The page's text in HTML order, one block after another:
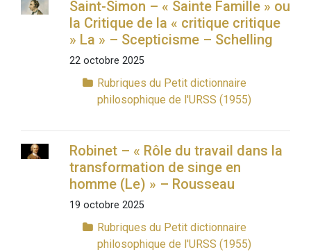
Saint-Simon – « Sainte Famille » ou
la Critique de la « critique critique
» La » – Scepticisme – Schelling
22 octobre 2025
Rubriques du Petit dictionnaire
philosophique de l'URSS (1955)
Robinet – « Rôle du travail dans la
transformation de singe en
homme (Le) » – Rousseau
19 octobre 2025
Rubriques du Petit dictionnaire
philosophique de l'URSS (1955)